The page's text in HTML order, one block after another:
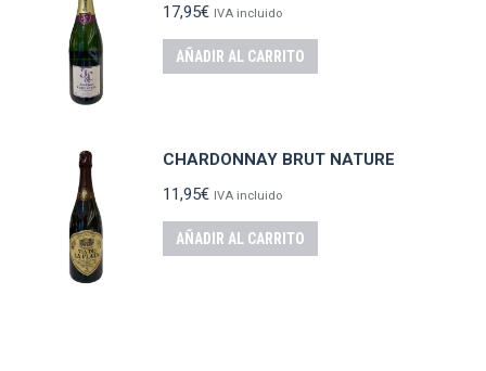
17,95€ IVA incluido
AÑADIR AL CARRITO
CHARDONNAY BRUT NATURE
11,95€ IVA incluido
AÑADIR AL CARRITO